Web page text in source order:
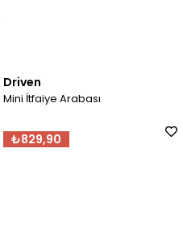
Driven
Mini İtfaiye Arabası
₺829,90